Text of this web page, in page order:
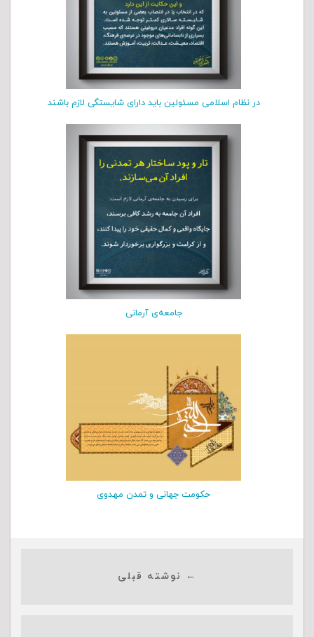
در نظام اسلامی مسئولین باید دارای شایستگی لازم باشند
جامعه‌ی آرمانی
حکومت جهانی و تمدن مهدوی
← نوشته قبلی